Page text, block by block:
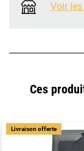
Voir
Ces
Livraison offerte